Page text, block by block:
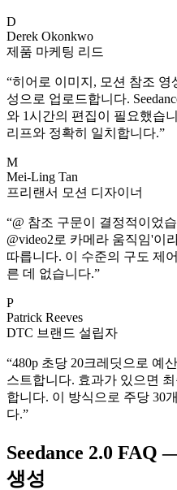
D
Derek Okonkwo
제품 마케팅 리드
“히어로 이미지, 모션 참조 영
성으로 업로드합니다.
와 1시간의 편집이 필요했습
리프와 정확히 일치합니다.”
M
Mei-Ling Tan
프리랜서 모션 디자이너
“@ 참조 구문이 결정적이었
@video2로 카메라 움직임'이
따릅니다. 이 수준의 구도 제
른 데 없습니다.”
P
Patrick Reeves
DTC 브랜드 설립자
“480p 초당 20크레딧으로 예
스트합니다. 효과가 있으면
합니다. 이 방식으로 주당 30
다.”
Seedance 2.0
생성